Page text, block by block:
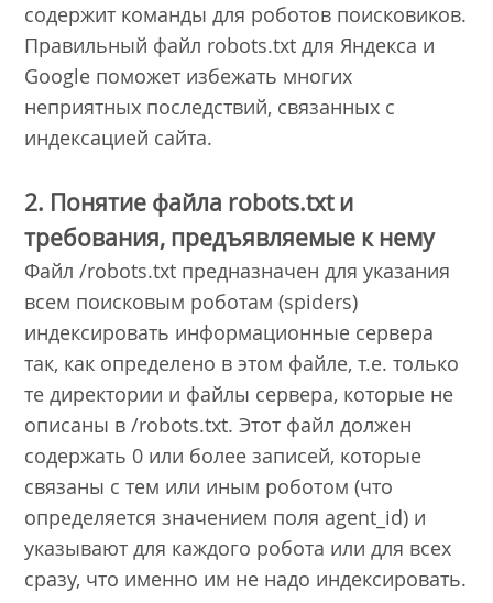
содержит команды для роботов поисковиков.
Правильный файл robots.txt для Яндекса и
Google поможет избежать многих
неприятных последствий, связанных с
индексацией сайта.
2. Понятие файла robots.txt и
требования, предъявляемые к нему
Файл /robots.txt предназначен для указания
всем поисковым роботам (spiders)
индексировать информационные сервера
так, как определено в этом файле, т.е. только
те директории и файлы сервера, которые не
описаны в /robots.txt. Этот файл должен
содержать 0 или более записей, которые
связаны с тем или иным роботом (что
определяется значением поля agent_id) и
указывают для каждого робота или для всех
сразу, что именно им не надо индексировать.